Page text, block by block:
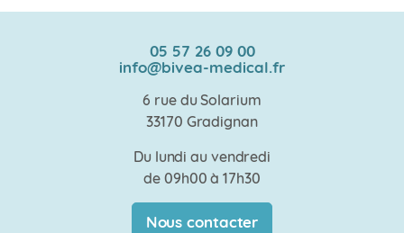
05 57 26 09 00
info@bivea-medical.fr
6 rue du Solarium
33170 Gradignan
Du lundi au vendredi
de 09h00 à 17h30
Nous contacter